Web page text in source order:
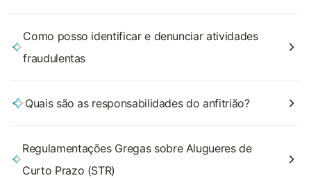
Como posso identificar e denunciar atividades
fraudulentas
Quais são as responsabilidades do anfitrião?
Regulamentações Gregas sobre Alugueres de
Curto Prazo (STR)